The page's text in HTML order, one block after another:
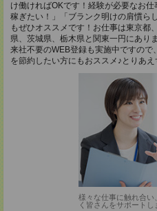
け働ければOKです！経験が必要なお
稼ぎたい！」「ブランク明けの肩慣ら
もぜひオススメです！お仕事は東京都
県、茨城県、栃木県と関東一円にあり
来社不要のWEB登録も実施中ですの
を節約したい方にもおススメ♪とりあ
様々な仕事に触れ合い
く皆さんをサポートし